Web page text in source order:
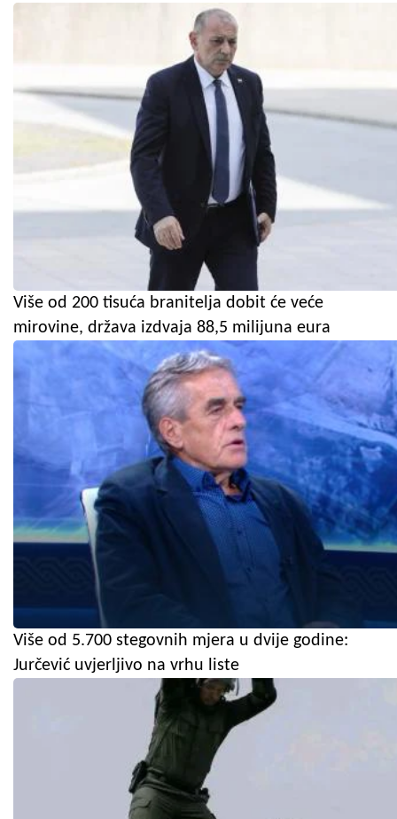
Više od 200 tisuća branitelja dobit će veće
mirovine, država izdvaja 88,5 milijuna eura
Više od 5.700 stegovnih mjera u dvije godine:
Jurčević uvjerljivo na vrhu liste